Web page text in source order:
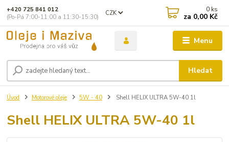
Menu
CZK
Hledat
+420 725 841 012
(Po-Pá 7:00-11:00 a 11:30-15:30)
0 ks
za 0,00 Kč
Úvod Motorové oleje 5W - 40 Shell HELIX ULTRA 5W-40 1l
Shell HELIX ULTRA 5W-40 1l